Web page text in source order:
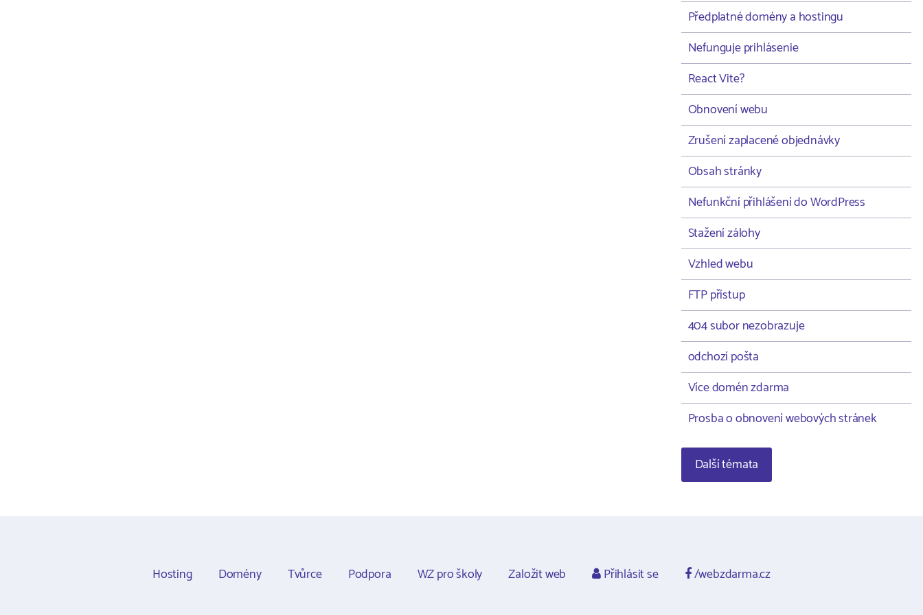
Předplatné domény a hostingu
Nefunguje prihlásenie
React Vite?
Obnovení webu
Zrušení zaplacené objednávky
Obsah stránky
Nefunkční přihlášení do WordPress
Stažení zálohy
Vzhled webu
FTP přístup
404 subor nezobrazuje
odchozí pošta
Více domén zdarma
Prosba o obnovení webových stránek
Další témata
Hosting Domény Tvůrce Podpora WZ pro školy Založit web Přihlásit se /webzdarma.cz